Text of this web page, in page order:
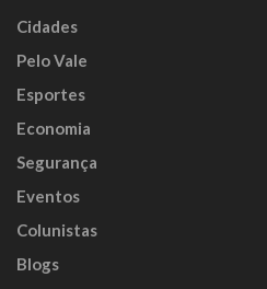
Cidades
Pelo Vale
Esportes
Economia
Segurança
Eventos
Colunistas
Blogs